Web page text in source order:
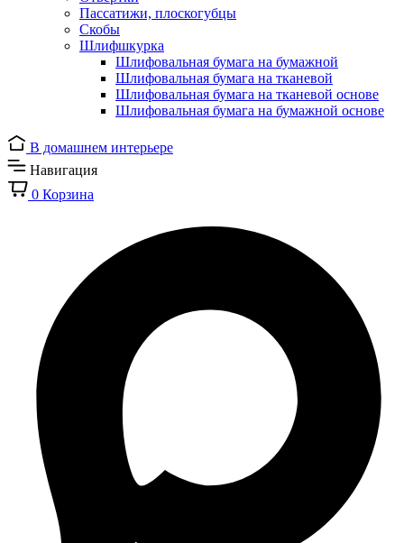
Пассатижи, плоскогубцы
Скобы
Шлифшкурка
Шлифовальная бумага на бумажной
Шлифовальная бумага на тканевой
Шлифовальная бумага на тканевой основе
Шлифовальная бумага на бумажной основе
В домашнем интерьере
Навигация
0 Корзина